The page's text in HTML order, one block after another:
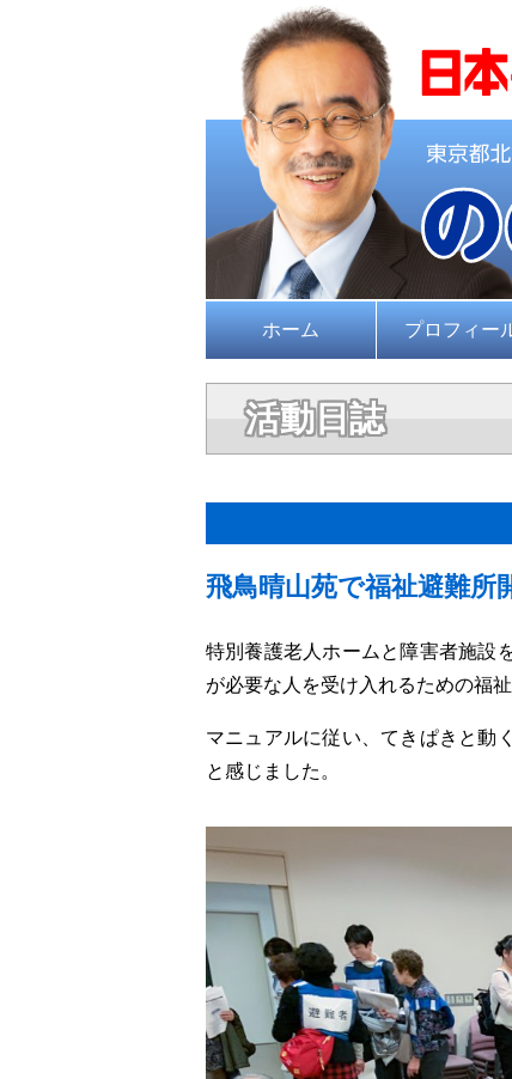
ホーム プロフィー
活動日誌
飛鳥晴山苑で福祉避難所
特別養護老人ホームと障害者施設
が必要な人を受け入れるための福
マニュアルに従い、てきぱきと動
と感じました。